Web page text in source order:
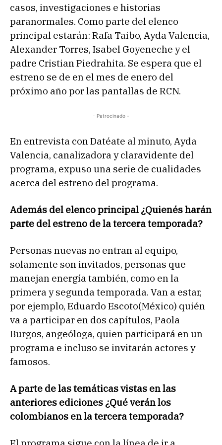
casos, investigaciones e historias
paranormales. Como parte del elenco
principal estarán: Rafa Taibo, Ayda Valencia,
Alexander Torres, Isabel Goyeneche y el
padre Cristian Piedrahita. Se espera que el
estreno se de en el mes de enero del
próximo año por las pantallas de RCN.
- Patrocinado -
En entrevista con Datéate al minuto, Ayda
Valencia, canalizadora y claravidente del
programa, expuso una serie de cualidades
acerca del estreno del programa.
Además del elenco principal ¿Quienés harán
parte del estreno de la tercera temporada?
Personas nuevas no entran al equipo,
solamente son invitados, personas que
manejan energía también, como en la
primera y segunda temporada. Van a estar,
por ejemplo, Eduardo Escoto(México) quién
va a participar en dos capítulos, Paola
Burgos, angeóloga, quien participará en un
programa e incluso se invitarán actores y
famosos.
A parte de las temáticas vistas en las
anteriores ediciones ¿Qué verán los
colombianos en la tercera temporada?